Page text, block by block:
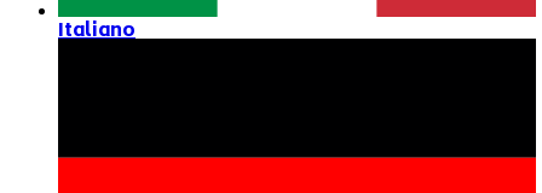
Italiano